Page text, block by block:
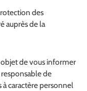
des
auprès de la
de vous informer
de
caractère personnel